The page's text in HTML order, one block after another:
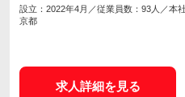
設立：2022年4月／従業員数：93人／本
京都
求人詳細を見る